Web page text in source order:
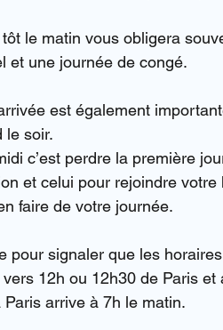
le matin vous obligera
et une journée de congé.
est également
le soir.
c’est perdre la première
et celui pour rejoindre
faire de votre journée.
pour signaler que les
12h ou 12h30 de Paris et
Paris arrive à 7h le matin.